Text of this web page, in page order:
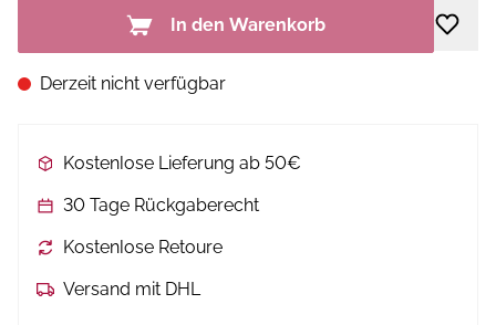
In den Warenkorb
Derzeit nicht verfügbar
Kostenlose Lieferung ab 50€
30 Tage Rückgaberecht
Kostenlose Retoure
Versand mit DHL